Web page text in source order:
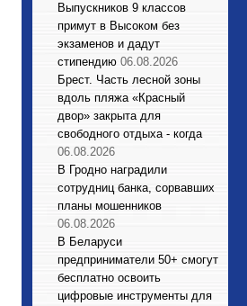
Выпускников 9 классов
примут в Высоком без
экзаменов и дадут
стипендию 06.08.2026
Брест. Часть лесной зоны
вдоль пляжа «Красный
двор» закрыта для
свободного отдыха - когда
06.08.2026
В Гродно наградили
сотрудниц банка, сорвавших
планы мошенников
06.08.2026
В Беларуси
предприниматели 50+ смогут
бесплатно освоить
цифровые инструменты для